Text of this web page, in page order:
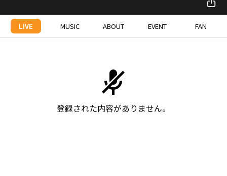
LIVE MUSIC ABOUT EVENT FAN
登録された内容がありません。